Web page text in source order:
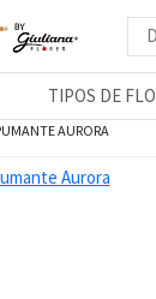
TIPOS DE
AURORA